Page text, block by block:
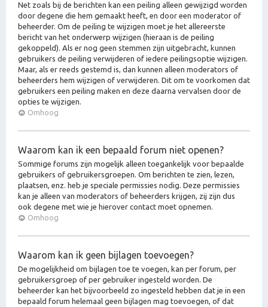
Net zoals bij de berichten kan een peiling alleen gewijzigd worden
door degene die hem gemaakt heeft, en door een moderator of
beheerder. Om de peiling te wijzigen moet je het allereerste
bericht van het onderwerp wijzigen (hieraan is de peiling
gekoppeld). Als er nog geen stemmen zijn uitgebracht, kunnen
gebruikers de peiling verwijderen of iedere peilingsoptie wijzigen.
Maar, als er reeds gestemd is, dan kunnen alleen moderators of
beheerders hem wijzigen of verwijderen. Dit om te voorkomen dat
gebruikers een peiling maken en deze daarna vervalsen door de
opties te wijzigen.
Omhoog
Waarom kan ik een bepaald forum niet openen?
Sommige forums zijn mogelijk alleen toegankelijk voor bepaalde
gebruikers of gebruikersgroepen. Om berichten te zien, lezen,
plaatsen, enz. heb je speciale permissies nodig. Deze permissies
kan je alleen van moderators of beheerders krijgen, zij zijn dus
ook degene met wie je hierover contact moet opnemen.
Omhoog
Waarom kan ik geen bijlagen toevoegen?
De mogelijkheid om bijlagen toe te voegen, kan per forum, per
gebruikersgroep of per gebruiker ingesteld worden. De
beheerder kan het bijvoorbeeld zo ingesteld hebben dat je in een
bepaald forum helemaal geen bijlagen mag toevoegen, of dat